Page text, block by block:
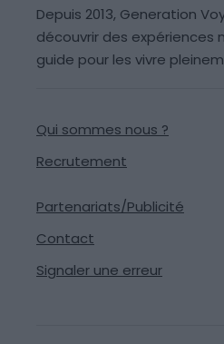
Depuis 2013, Generation
découvrir des expériences
guide pour les vivre
Qui sommes nous ?
Recrutement
Partenariats/Publicité
Contact
Signaler une erreur